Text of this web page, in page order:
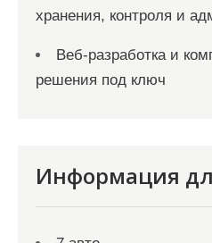
хранения, контроля и
Веб-разработка и
решения под ключ
Информация